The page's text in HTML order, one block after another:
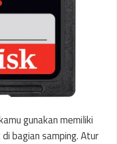
gunakan memiliki
bagian samping. Atur